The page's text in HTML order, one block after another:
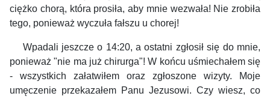
ciężko chorą, która prosiła, aby mnie wezwała! Nie zrobiła
tego, ponieważ wyczuła fałszu u chorej!
Wpadali jeszcze o 14:20, a ostatni zgłosił się do mnie,
ponieważ "nie ma już chirurga"! W końcu uśmiechałem się
- wszystkich załatwiłem oraz zgłoszone wizyty. Moje
umęczenie przekazałem Panu Jezusowi. Czy wiesz, co